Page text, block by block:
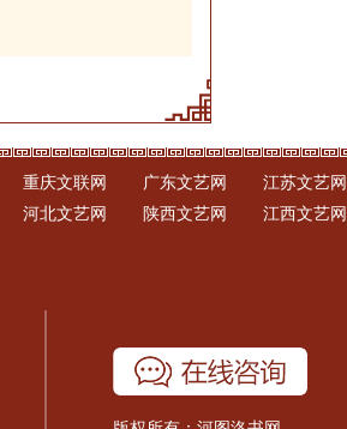
重庆文联网 广东文艺网 江苏文艺网
河北文艺网 陕西文艺网 江西文艺网